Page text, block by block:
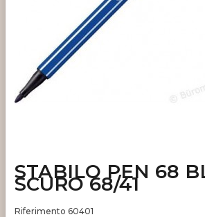
STABILO PEN 68
SCURO 68/41
Riferimento 60401